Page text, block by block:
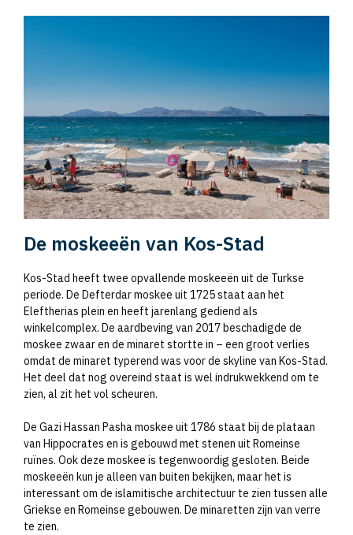
De moskeeën van Kos-Stad
Kos-Stad heeft twee opvallende moskeeën uit de Turkse
periode. De Defterdar moskee uit 1725 staat aan het
Eleftherias plein en heeft jarenlang gediend als
winkelcomplex. De aardbeving van 2017 beschadigde de
moskee zwaar en de minaret stortte in – een groot verlies
omdat de minaret typerend was voor de skyline van Kos-Stad.
Het deel dat nog overeind staat is wel indrukwekkend om te
zien, al zit het vol scheuren.
De Gazi Hassan Pasha moskee uit 1786 staat bij de plataan
van Hippocrates en is gebouwd met stenen uit Romeinse
ruïnes. Ook deze moskee is tegenwoordig gesloten. Beide
moskeeën kun je alleen van buiten bekijken, maar het is
interessant om de islamitische architectuur te zien tussen alle
Griekse en Romeinse gebouwen. De minaretten zijn van verre
te zien.